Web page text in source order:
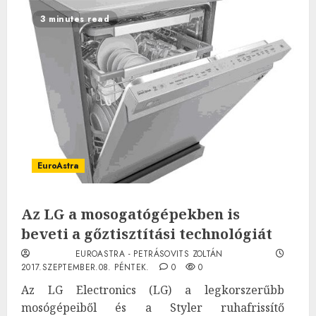
3 minutes read
EuroAstra
Az LG a mosogatógépekben is
beveti a gőztisztítási technológiát
EUROASTRA - PETRÁSOVITS ZOLTÁN
2017.SZEPTEMBER.08. PÉNTEK.
0 0
Az LG Electronics (LG) a legkorszerűbb
mosógépeiből és a Styler ruhafrissítő